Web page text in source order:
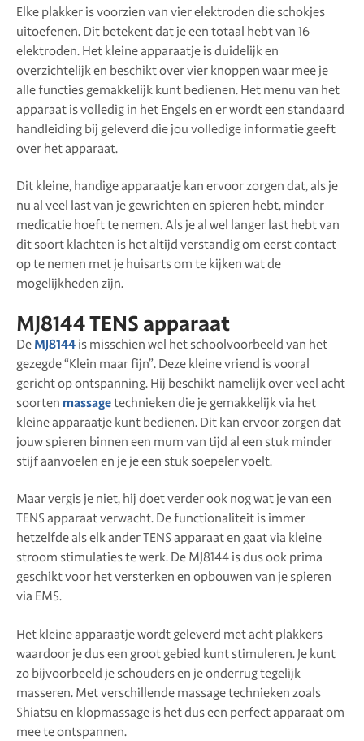
Elke plakker is voorzien van vier elektroden die schokjes
uitoefenen. Dit betekent dat je een totaal hebt van 16
elektroden. Het kleine apparaatje is duidelijk en
overzichtelijk en beschikt over vier knoppen waar mee je
alle functies gemakkelijk kunt bedienen. Het menu van het
apparaat is volledig in het Engels en er wordt een standaard
handleiding bij geleverd die jou volledige informatie geeft
over het apparaat.
Dit kleine, handige apparaatje kan ervoor zorgen dat, als je
nu al veel last van je gewrichten en spieren hebt, minder
medicatie hoeft te nemen. Als je al wel langer last hebt van
dit soort klachten is het altijd verstandig om eerst contact
op te nemen met je huisarts om te kijken wat de
mogelijkheden zijn.
MJ8144 TENS apparaat
De MJ8144 is misschien wel het schoolvoorbeeld van het
gezegde “Klein maar fijn”. Deze kleine vriend is vooral
gericht op ontspanning. Hij beschikt namelijk over veel acht
soorten massagetechnieken die je gemakkelijk via het
kleine apparaatje kunt bedienen. Dit kan ervoor zorgen dat
jouw spieren binnen een mum van tijd al een stuk minder
stijf aanvoelen en je je een stuk soepeler voelt.
Maar vergis je niet, hij doet verder ook nog wat je van een
TENS apparaat verwacht. De functionaliteit is immer
hetzelfde als elk ander TENS apparaat en gaat via kleine
stroom stimulaties te werk. De MJ8144 is dus ook prima
geschikt voor het versterken en opbouwen van je spieren
via EMS.
Het kleine apparaatje wordt geleverd met acht plakkers
waardoor je dus een groot gebied kunt stimuleren. Je kunt
zo bijvoorbeeld je schouders en je onderrug tegelijk
masseren. Met verschillende massage technieken zoals
Shiatsu en klopmassage is het dus een perfect apparaat om
mee te ontspannen.